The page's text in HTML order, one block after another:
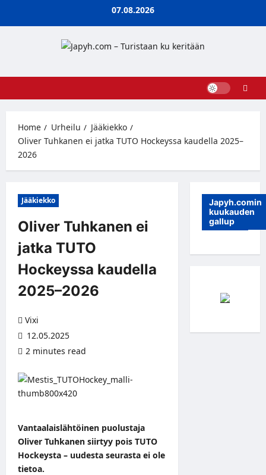
07.08.2026
Home Urheilu
Jääkiekko
Oliver Tuhkanen ei jatka TUTO Hockeyssa kaudella 2025–
2026
Jääkiekko
Oliver Tuhkanen ei
jatka TUTO
Hockeyssa kaudella
2025–2026
Vixi
12.05.2025
2 minutes read
Vantaalaislähtöinen puolustaja
Oliver Tuhkanen siirtyy pois TUTO
Hockeysta – uudesta seurasta ei ole
tietoa.
Japyh.comin
kuukauden
gallup